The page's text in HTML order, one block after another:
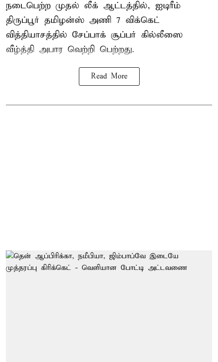
நடைபெற்ற முதல் லீக் ஆட்டத்தில், ஐடிரீம்
திருப்பூர் தமிழன்ஸ் அணி 7 விக்கெட்
வித்தியாசத்தில் சேப்பாக் சூப்பர் கில்லீஸை
வீழ்த்தி அபார வெற்றி பெற்றது.
Read More